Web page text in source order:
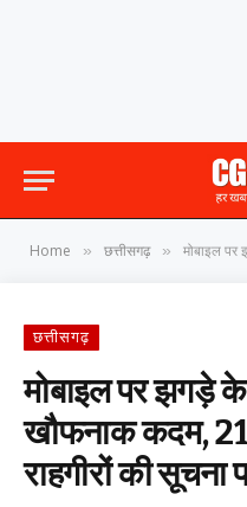
Home » छत्तीसगढ़ » मोबाइल पर झगड़े के
छत्तीसगढ़
मोबाइल पर झगड़े के
खौफनाक कदम, 21
राहगीरों की